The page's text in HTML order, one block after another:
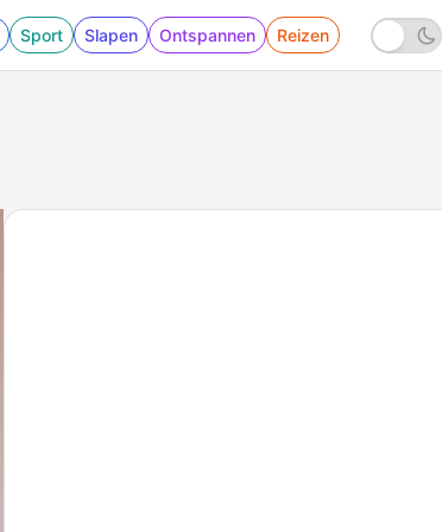
Sport Slapen Ontspannen Reizen